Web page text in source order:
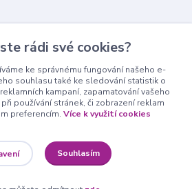
sběr cookies.
rádi své cookies?
ke správnému fungování našeho e-
souhlasu také ke sledování statistik o
kampaní, zapamatování vašeho
používání stránek, či zobrazení reklam
preferencím. Více k využití cookies
Souhlasím